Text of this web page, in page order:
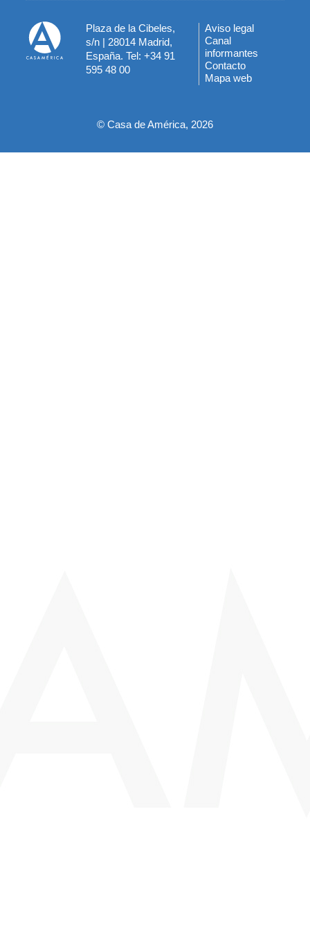
Plaza de la Cibeles,
s/n | 28014 Madrid,
España. Tel: +34 91
595 48 00
Menú
del
pie
Aviso legal
Canal
informantes
Contacto
Mapa web
© Casa de América, 2026